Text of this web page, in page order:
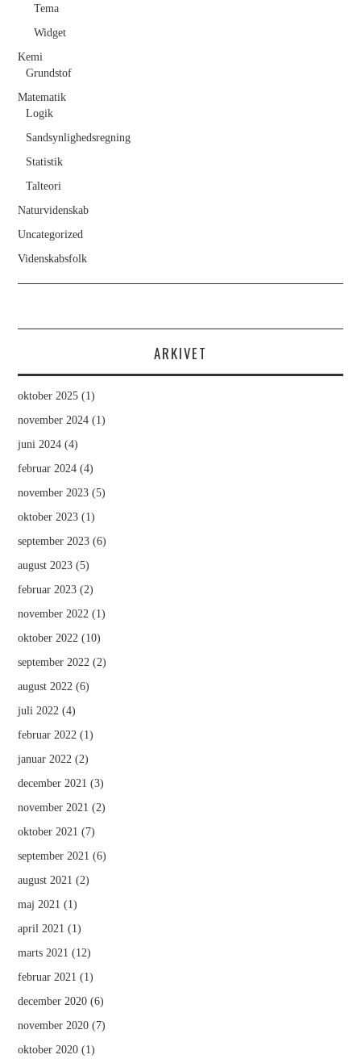
SÅDAN ARBEJDER
CRAWLING, INDEKSERING
OG RANGERING
UNDERSØGELSE AF
NØGLEORD
DIGINOTES
EXCEL TIDSSKRIFTER
MATEMATIK
Tema
Widget
Kemi
Grundstof
Matematik
Logik
Sandsynlighedsregning
Statistik
Talteori
Naturvidenskab
Uncategorized
Videnskabsfolk
ARKIVET
oktober 2025 (1)
november 2024 (1)
juni 2024 (4)
februar 2024 (4)
november 2023 (5)
oktober 2023 (1)
september 2023 (6)
august 2023 (5)
februar 2023 (2)
november 2022 (1)
oktober 2022 (10)
september 2022 (2)
august 2022 (6)
juli 2022 (4)
februar 2022 (1)
januar 2022 (2)
december 2021 (3)
november 2021 (2)
oktober 2021 (7)
september 2021 (6)
august 2021 (2)
maj 2021 (1)
april 2021 (1)
marts 2021 (12)
februar 2021 (1)
december 2020 (6)
november 2020 (7)
oktober 2020 (1)